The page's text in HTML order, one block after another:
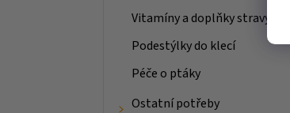
Vitamíny a doplňky stravy
Podestýlky do klecí
Péče o ptáky
Ostatní potřeby